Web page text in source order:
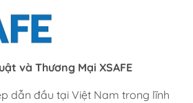
và Thương Mại XSAFE
dẫn đầu tại Việt Nam trong lĩnh